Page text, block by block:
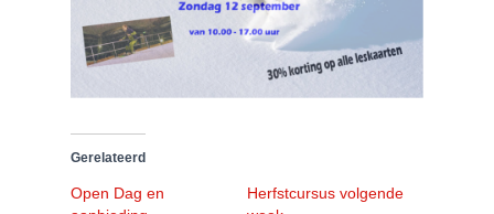
Gerelateerd
Open Dag en
Herfstcursus volgende